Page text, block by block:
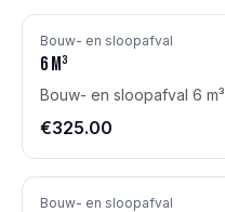
Bouw- en sloopafval
6 m³
Bouw- en sloopafval 6 m³
€325.00
Bouw- en sloopafval